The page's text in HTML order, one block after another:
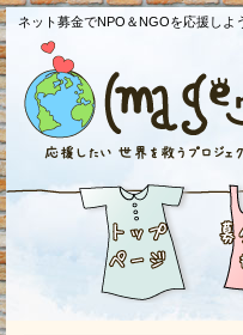
ネット募金でNPO＆NGOを応援し